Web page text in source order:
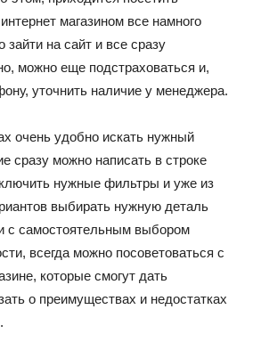
магазином все намного
зайти на сайт и все сразу
можно еще подстраховаться и,
уточнить наличие у менеджера.
очень удобно искать нужный
сразу можно написать в строке
нужные фильтры и уже из
выбирать нужную деталь
самостоятельным выбором
всегда можно посоветоваться с
которые смогут дать
о преимуществах и недостатках